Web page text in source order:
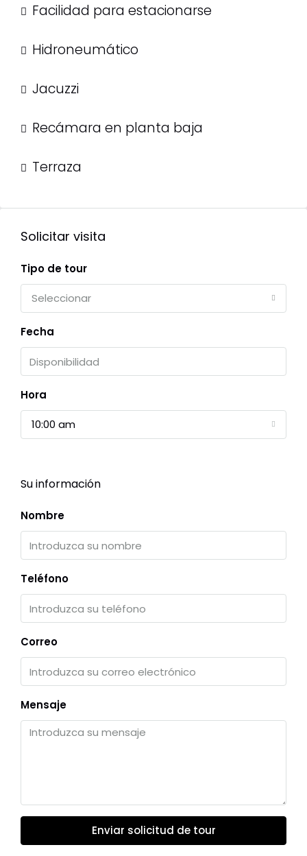
Facilidad para estacionarse
Hidroneumático
Jacuzzi
Recámara en planta baja
Terraza
Solicitar visita
Tipo de tour
Seleccionar
Fecha
Hora
10:00 am
Su información
Nombre
Teléfono
Correo
Mensaje
Enviar solicitud de tour